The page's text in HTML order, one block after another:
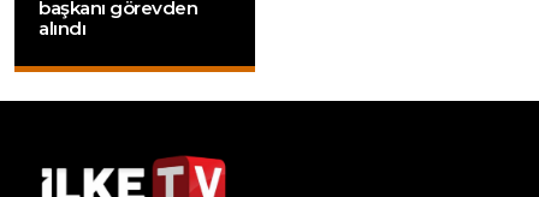
başkanı görevden
alındı